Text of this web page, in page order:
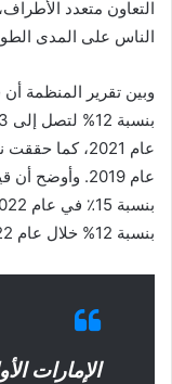
التعاون متعدد
الناس على المدى
وبين تقرير المنظمة أن
عام 2019.
بنسبة 12% خلال عام 2022 مقارنة مع عام 2019.